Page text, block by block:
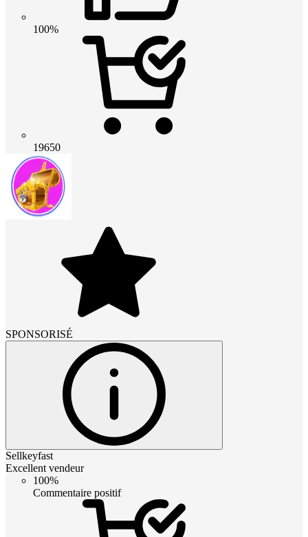
100%
19650
SPONSORISÉ
Sellkeyfast
Excellent vendeur
100%
Commentaire positif